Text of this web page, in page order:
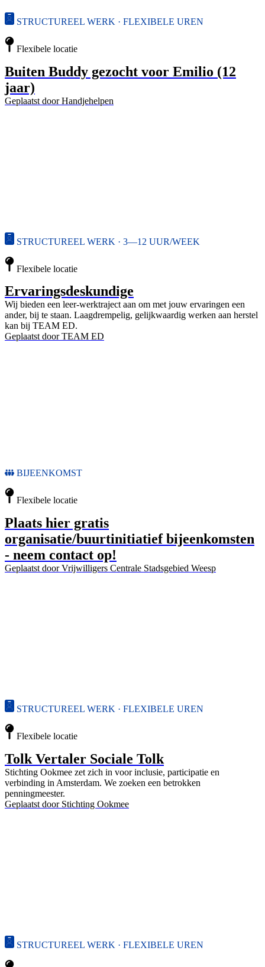
STRUCTUREEL WERK · FLEXIBELE UREN
Flexibele locatie
Buiten Buddy gezocht voor Emilio (12
jaar)
Geplaatst door Handjehelpen
STRUCTUREEL WERK · 3—12 UUR/WEEK
Flexibele locatie
Ervaringsdeskundige
Wij bieden een leer-werktraject aan om met jouw ervaringen een
ander, bij te staan. Laagdrempelig, gelijkwaardig werken aan herstel
kan bij TEAM ED.
Geplaatst door TEAM ED
BIJEENKOMST
Flexibele locatie
Plaats hier gratis
organisatie/buurtinitiatief bijeenkomsten
- neem contact op!
Geplaatst door Vrijwilligers Centrale Stadsgebied Weesp
STRUCTUREEL WERK · FLEXIBELE UREN
Flexibele locatie
Tolk Vertaler Sociale Tolk
Stichting Ookmee zet zich in voor inclusie, participatie en
verbinding in Amsterdam. We zoeken een betrokken
penningmeester.
Geplaatst door Stichting Ookmee
STRUCTUREEL WERK · FLEXIBELE UREN